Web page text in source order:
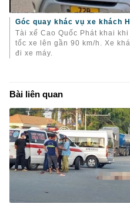
Góc quay khác vụ xe khách
Tài xế Cao Quốc Phát khai
tốc xe lên gần 90 km/h. Xe
đi xe máy.
Bài liên quan